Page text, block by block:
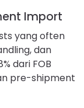
Import
yang often
dan
dari FOB
pre-shipment